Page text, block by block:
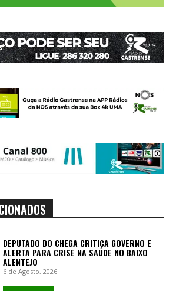
DEPUTADO DO CHEGA CRITICA GOVERNO E
ALERTA PARA CRISE NA SAÚDE NO BAIXO
ALENTEJO
6 de Agosto, 2026